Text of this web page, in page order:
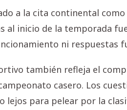
a la cita continental
al inicio de la temporada
ni respuestas
también refleja el
casero. Los
lejos para pelear por la